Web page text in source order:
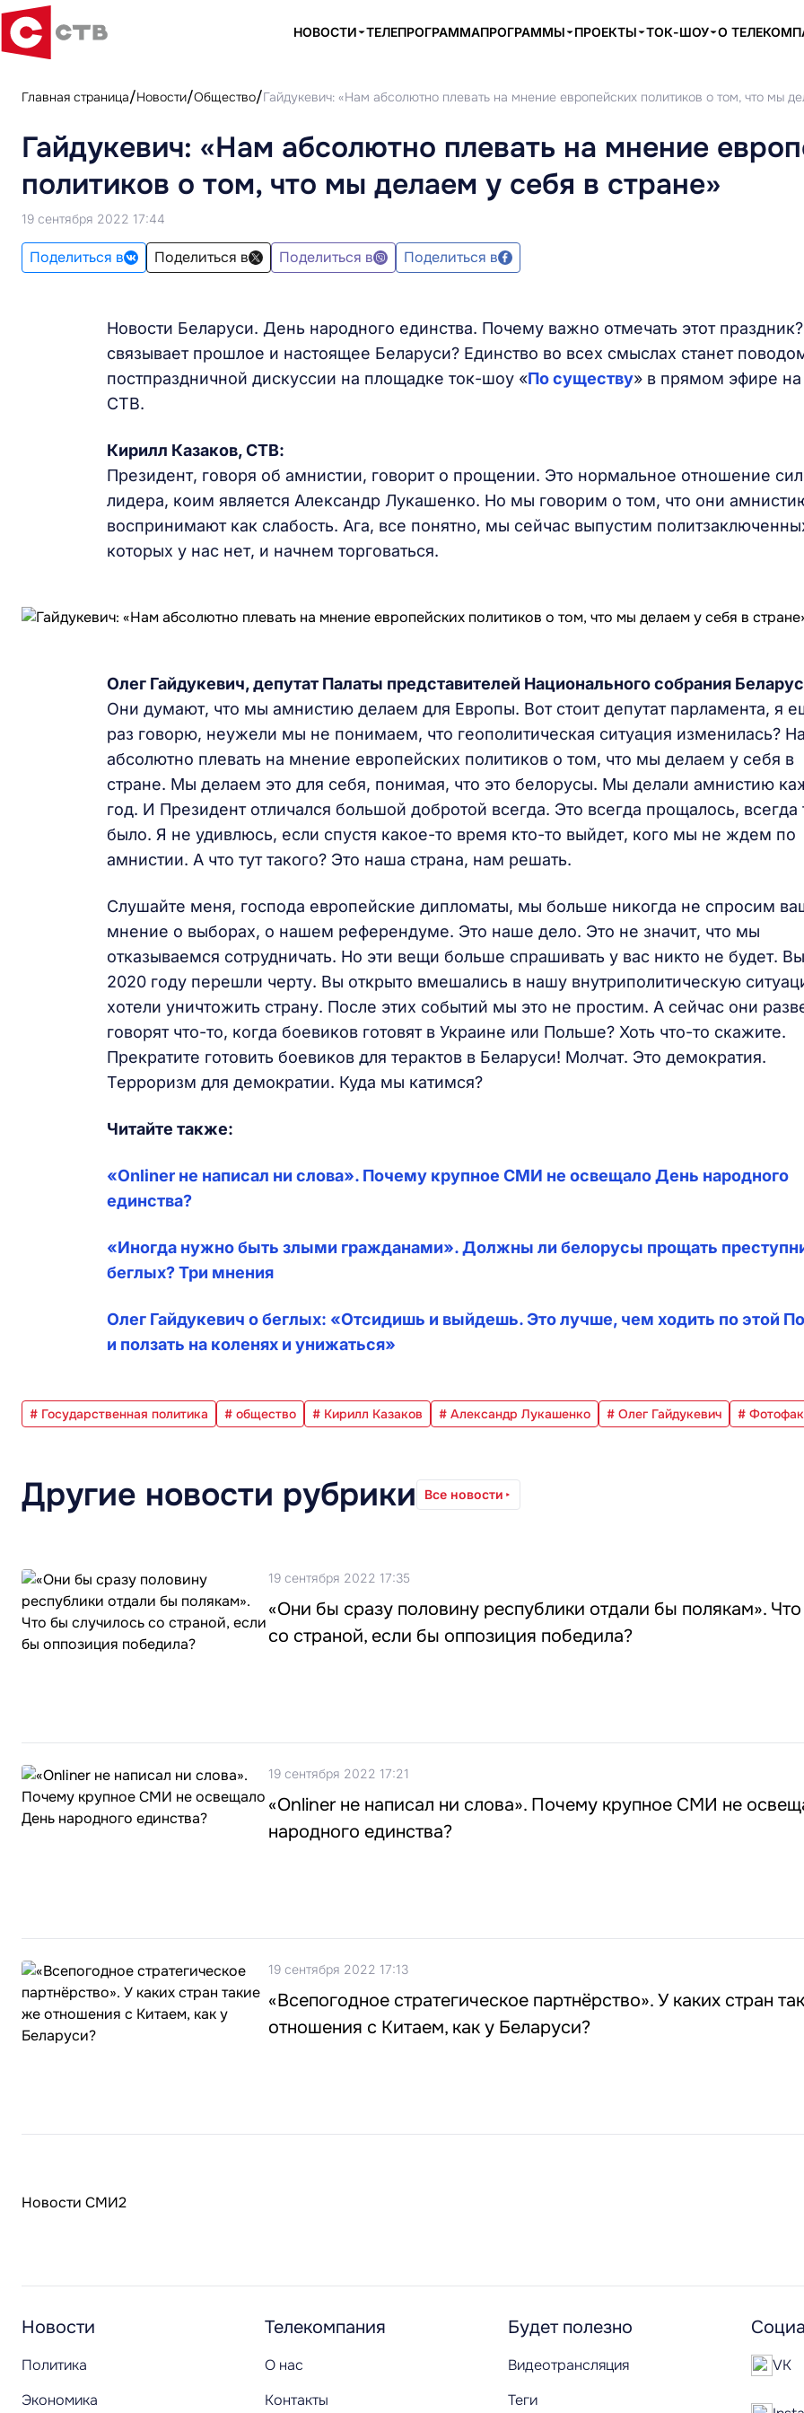
НОВОСТИ ТЕЛЕПРОГРАММАПРОГРАММЫ ПРОЕКТЫ ТОК-ШОУ О
Главная страница Новости Общество Гайдукевич: «Нам абсолютно плевать на мнение европейских политиков о том, что мы
Гайдукевич: «Нам абсолютно плевать на мнение
политиков о том, что мы делаем у себя в стране»
19 сентября 2022 17:44
Поделиться в Поделиться в Поделиться в Поделиться в
Новости Беларуси. День народного единства. Почему важно отмечать этот
связывает прошлое и настоящее Беларуси? Единство во всех смыслах станет
постпраздничной дискуссии на площадке ток-шоу «По существу» в прямом эфире на
СТВ.
Кирилл Казаков, СТВ:
Президент, говоря об амнистии, говорит о прощении. Это нормальное отношение
лидера, коим является Александр Лукашенко. Но мы говорим о том, что они
воспринимают как слабость. Ага, все понятно, мы сейчас выпустим
которых у нас нет, и начнем торговаться.
Олег Гайдукевич, депутат Палаты представителей Национального собрания
Они думают, что мы амнистию делаем для Европы. Вот стоит депутат парламента, я
раз говорю, неужели мы не понимаем, что геополитическая ситуация изменилась?
абсолютно плевать на мнение европейских политиков о том, что мы делаем у себя в
стране. Мы делаем это для себя, понимая, что это белорусы. Мы делали амнистию
год. И Президент отличался большой добротой всегда. Это всегда прощалось, всегда
было. Я не удивлюсь, если спустя какое-то время кто-то выйдет, кого мы не ждем по
амнистии. А что тут такого? Это наша страна, нам решать.
Слушайте меня, господа европейские дипломаты, мы больше никогда не спросим
мнение о выборах, о нашем референдуме. Это наше дело. Это не значит, что мы
отказываемся сотрудничать. Но эти вещи больше спрашивать у вас никто не будет.
2020 году перешли черту. Вы открыто вмешались в нашу внутриполитическую
хотели уничтожить страну. После этих событий мы это не простим. А сейчас они
говорят что-то, когда боевиков готовят в Украине или Польше? Хоть что-то скажите.
Прекратите готовить боевиков для терактов в Беларуси! Молчат. Это демократия.
Терроризм для демократии. Куда мы катимся?
Читайте также:
«Onliner не написал ни слова». Почему крупное СМИ не освещало День народного
единства?
«Иногда нужно быть злыми гражданами». Должны ли белорусы прощать
беглых? Три мнения
Олег Гайдукевич о беглых: «Отсидишь и выйдешь. Это лучше, чем ходить по этой
и ползать на коленях и унижаться»
# Государственная политика # общество # Кирилл Казаков # Александр Лукашенко # Олег Гайдукевич #
Другие новости рубрики Все новости
19 сентября 2022 17:35
«Они бы сразу половину республики отдали бы полякам».
со страной, если бы оппозиция победила?
19 сентября 2022 17:21
«Onliner не написал ни слова». Почему крупное СМИ не
народного единства?
19 сентября 2022 17:13
«Всепогодное стратегическое партнёрство». У каких стран
отношения с Китаем, как у Беларуси?
Новости СМИ2
Новости
Политика
Экономика
Телекомпания
О нас
Контакты
Будет полезно
Видеотрансляция
Теги
VK